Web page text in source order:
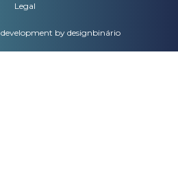
Legal
development by designbinário